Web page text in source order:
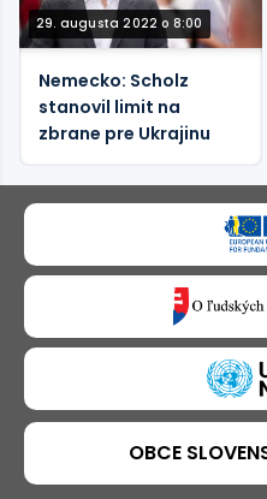
29. augusta 2022 o 8:00
Nemecko: Scholz
stanovil limit na
zbrane pre Ukrajinu
OBCE